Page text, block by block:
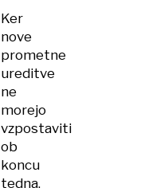
Ker
nove
prometne
ureditve
ne
morejo
vzpostaviti
ob
koncu
tedna,